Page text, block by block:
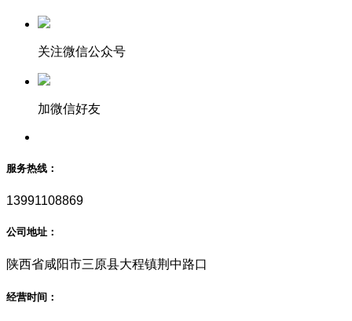
关注微信公众号
加微信好友
服务热线：
13991108869
公司地址：
陕西省咸阳市三原县大程镇荆中路口
经营时间：